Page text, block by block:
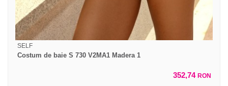
SELF
Costum de baie S 730 V2MA1 Madera 1
352,74 RON